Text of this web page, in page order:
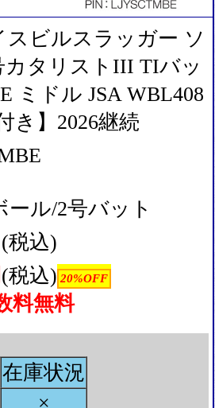
スビルスラッガー ソ
カタリストIII TIバッ
ミドル JSA WBL408
き】2026継続
ル/2号バット
税込)
(税込) 20%OFF
料無料
在庫状況
×